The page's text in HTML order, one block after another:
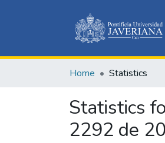
Home Statistics
Statistics
2292 de